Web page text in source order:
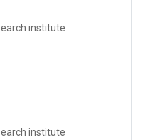
institute
institute